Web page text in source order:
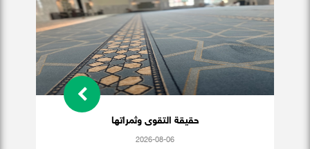
حقيقة التقوى وثمراتها
2026-08-06